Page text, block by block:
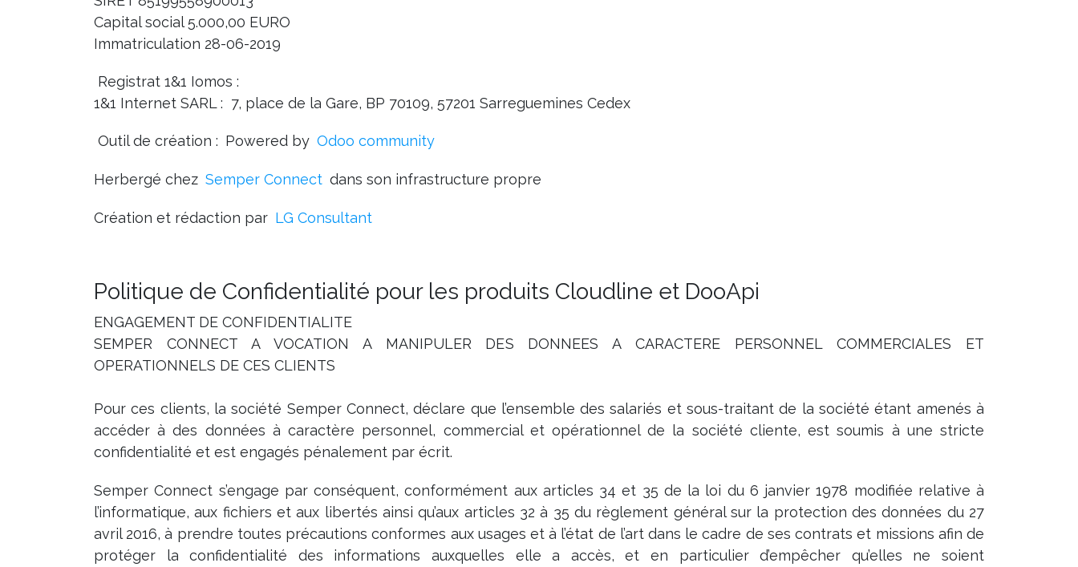
Capital social 5.000,00 EURO
Immatriculation 28-06-2019
Registrat 1&1 Iomos :
1&1 Internet SARL : 7, place de la Gare, BP 70109, 57201 Sarreguemines Cedex
Outil de création : Powered by Odoo community
Herbergé chez Semper Connect dans son infrastructure propre
Création et rédaction par LG Consultant
Politique de Confidentialité pour les produits Cloudline et DooApi
ENGAGEMENT DE CONFIDENTIALITE
SEMPER CONNECT A VOCATION A MANIPULER DES DONNEES A CARACTERE PERSONNEL COMMERCIALES ET
OPERATIONNELS DE CES CLIENTS
Pour ces clients, la société Semper Connect, déclare que l’ensemble des salariés et sous-traitant de la société étant amenés à
accéder à des données à caractère personnel, commercial et opérationnel de la société cliente, est soumis à une stricte
confidentialité et est engagés pénalement par écrit.
Semper Connect s’engage par conséquent, conformément aux articles 34 et 35 de la loi du 6 janvier 1978 modifiée relative à
l’informatique, aux fichiers et aux libertés ainsi qu’aux articles 32 à 35 du règlement général sur la protection des données du 27
avril 2016, à prendre toutes précautions conformes aux usages et à l’état de l’art dans le cadre de ses contrats et missions afin de
protéger la confidentialité des informations auxquelles elle a accès, et en particulier d’empêcher qu’elles ne soient